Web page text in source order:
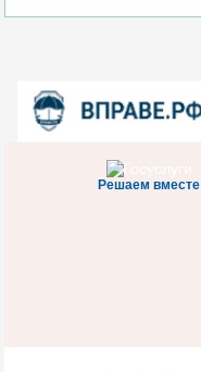
Решаем вместе